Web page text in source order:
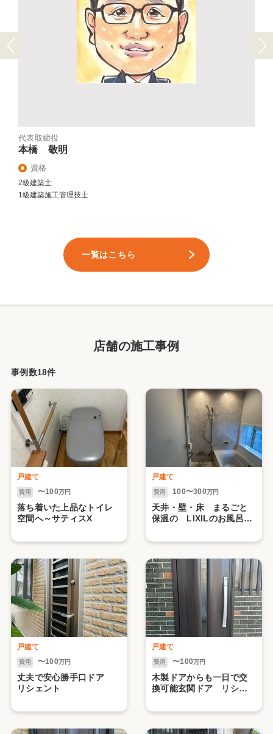
Previous
代表取締役
本橋 敬明
資格
2級建築士
1級建築施工管理技士
Next
一覧はこちら
店舗の施工事例
事例数18件
戸建て
費用 〜100万円
落ち着いた上品なトイレ
空間へ～サティスX
戸建て
費用 100〜300万円
天井・壁・床 まるごと
保温の LIXILのお風呂
戸建て
費用 〜100万円
丈夫で安心勝手口ドア
リシェント
戸建て
費用 〜100万円
木製ドアからも一日で交
換可能玄関ドア リシェ